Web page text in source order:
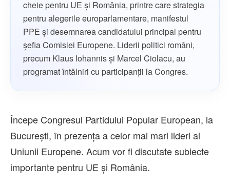
cheie pentru UE și România, printre care strategia
pentru alegerile europarlamentare, manifestul
PPE și desemnarea candidatului principal pentru
șefia Comisiei Europene. Liderii politici români,
precum Klaus Iohannis și Marcel Ciolacu, au
programat întâlniri cu participanții la Congres.
Începe Congresul Partidului Popular European, la
București, în prezența a celor mai mari lideri ai
Uniunii Europene. Acum vor fi discutate subiecte
importante pentru UE și România.